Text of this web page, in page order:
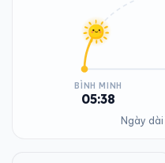
BÌNH MINH
05:38
Ngày dài